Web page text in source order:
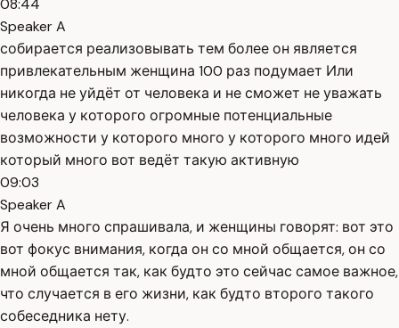
08:44
Speaker A
собирается реализовывать тем более он является
привлекательным женщина 100 раз подумает Или
никогда не уйдёт от человека и не сможет не уважать
человека у которого огромные потенциальные
возможности у которого много у которого много идей
который много вот ведёт такую активную
09:03
Speaker A
Я очень много спрашивала, и женщины говорят: вот это
вот фокус внимания, когда он со мной общается, он со
мной общается так, как будто это сейчас самое важное,
что случается в его жизни, как будто второго такого
собеседника нету.